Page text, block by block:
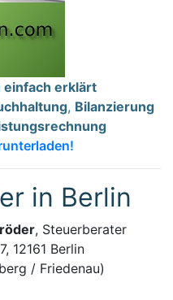
einfach erklärt
, Bilanzierung
in Berlin
, Steuerberater
12161 Berlin
/ Friedenau)